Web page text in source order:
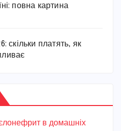
повна картина
скільки платять, як
в домашніх